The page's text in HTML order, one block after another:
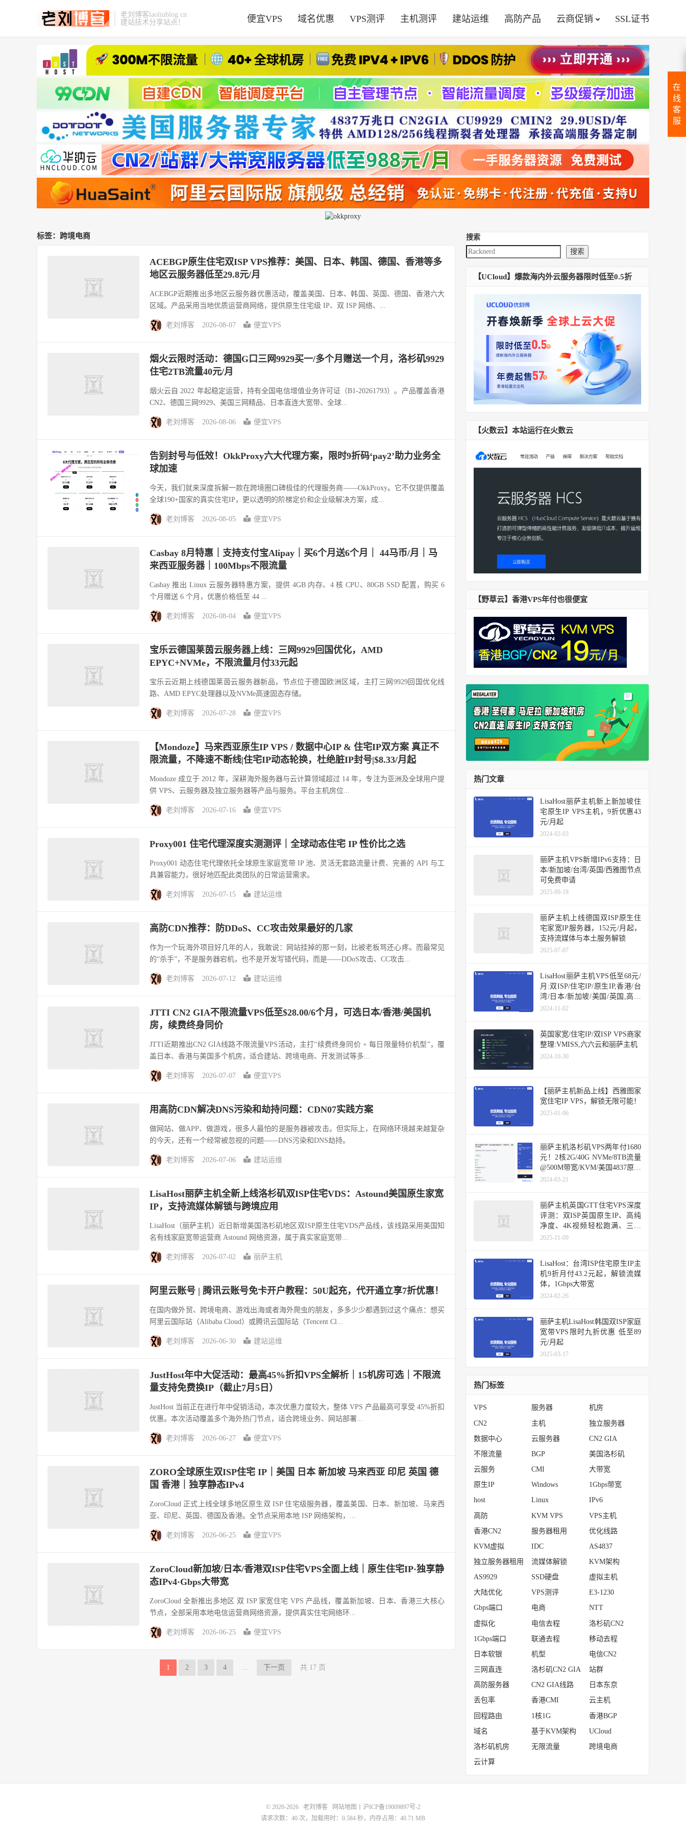
老刘博客laoliublog.cn
建站技术分享站点！
便宜VPS 域名优惠 VPS测评 主机测评 建站运维 高防产品 云商促销 SSL证书
标签：跨境电商
ACEBGP原生住宅双ISP VPS推荐：美国、日本、韩国、德国、香港等多
地区云服务器低至29.8元/月
ACEBGP近期推出多地区云服务器优惠活动，覆盖美国、日本、韩国、英国、德国、香港六大
区域。产品采用当地优质运营商网络，提供原生住宅级 IP、双 ISP 网络、...
老刘博客 2026-08-07 便宜VPS
烟火云限时活动：德国G口三网9929买一/多个月赠送一个月，洛杉矶9929
住宅2TB流量40元/月
烟火云自 2022 年起稳定运营，持有全国电信增值业务许可证（B1-20261793）。产品覆盖香港
CN2、德国三网9929、美国三网精品、日本直连大宽带、全球...
老刘博客 2026-08-06 便宜VPS
告别封号与低效！OkkProxy六大代理方案，限时9折码‘pay2’助力业务全
球加速
今天，我们就来深度拆解一款在跨境圈口碑极佳的代理服务商——OkkProxy。它不仅提供覆盖
全球190+国家的真实住宅IP，更以透明的阶梯定价和企业级解决方案，成...
老刘博客 2026-08-05 便宜VPS
Casbay 8月特惠｜支持支付宝Alipay｜买6个月送6个月｜ 44马币/月｜马
来西亚服务器｜100Mbps不限流量
Casbay 推出 Linux 云服务器特惠方案，提供 4GB 内存、4 核 CPU、80GB SSD 配置，购买 6
个月赠送 6 个月，优惠价格低至 44 ...
老刘博客 2026-08-04 便宜VPS
宝乐云德国莱茵云服务器上线：三网9929回国优化，AMD
EPYC+NVMe，不限流量月付33元起
宝乐云近期上线德国莱茵云服务器新品，节点位于德国欧洲区域，主打三网9929回国优化线
路、AMD EPYC处理器以及NVMe高速固态存储。
老刘博客 2026-07-28 便宜VPS
【Mondoze】马来西亚原生IP VPS / 数据中心IP & 住宅IP双方案 真正不
限流量，不降速不断线|住宅IP动态轮换，杜绝脏IP封号|$8.33/月起
Mondoze 成立于 2012 年，深耕海外服务器与云计算领域超过 14 年，专注为亚洲及全球用户提
供 VPS、云服务器及独立服务器等产品与服务。平台主机房位...
老刘博客 2026-07-16 便宜VPS
Proxy001 住宅代理深度实测测评｜全球动态住宅 IP 性价比之选
Proxy001 动态住宅代理依托全球原生家庭宽带 IP 池、灵活无套路流量计费、完善的 API 与工
具兼容能力，很好地匹配此类团队的日常运营需求。
老刘博客 2026-07-15 建站运维
高防CDN推荐：防DDoS、CC攻击效果最好的几家
作为一个玩海外项目好几年的人，我敢说：网站挂掉的那一刻，比被老板骂还心疼。而最常见
的“杀手”，不是服务器宕机，也不是开发写错代码，而是——DDoS攻击、CC攻击...
老刘博客 2026-07-12 建站运维
JTTI CN2 GIA不限流量VPS低至$28.00/6个月，可选日本/香港/美国机
房，续费终身同价
JTTI近期推出CN2 GIA线路不限流量VPS活动，主打“续费终身同价 + 每日限量特价机型”，覆
盖日本、香港与美国多个机房，适合建站、跨境电商、开发测试等多...
老刘博客 2026-07-07 便宜VPS
用高防CDN解决DNS污染和劫持问题：CDN07实践方案
做网站、做APP、做游戏，很多人最怕的是服务器被攻击。但实际上，在网络环境越来越复杂
的今天，还有一个经常被忽视的问题——DNS污染和DNS劫持。
老刘博客 2026-07-06 建站运维
LisaHost丽萨主机全新上线洛杉矶双ISP住宅VDS：Astound美国原生家宽
IP，支持流媒体解锁与跨境应用
LisaHost（丽萨主机）近日新增美国洛杉矶地区双ISP原生住宅VDS产品线，该线路采用美国知
名有线家庭宽带运营商 Astound 网络资源，属于真实家庭宽带...
老刘博客 2026-07-02 丽萨主机
阿里云账号 | 腾讯云账号免卡开户教程：50U起充，代开通立享7折优惠！
在国内做外贸、跨境电商、游戏出海或者海外爬虫的朋友，多多少少都遇到过这个痛点：想买
阿里云国际站（Alibaba Cloud）或腾讯云国际站（Tencent Cl...
老刘博客 2026-06-30 建站运维
JustHost年中大促活动：最高45%折扣VPS全解析｜15机房可选｜不限流
量支持免费换IP（截止7月5日）
JustHost 当前正在进行年中促销活动，本次优惠力度较大，整体 VPS 产品最高可享受 45%折扣
优惠。本次活动覆盖多个海外热门节点，适合跨境业务、网站部署...
老刘博客 2026-06-27 便宜VPS
ZORO全球原生双ISP住宅 IP｜美国 日本 新加坡 马来西亚 印尼 英国 德
国 香港｜独享静态IPv4
ZoroCloud 正式上线全球多地区原生双 ISP 住宅级服务器，覆盖美国、日本、新加坡、马来西
亚、印尼、英国、德国及香港。全节点采用本地 ISP 网络架构，...
老刘博客 2026-06-25 便宜VPS
ZoroCloud新加坡/日本/香港双ISP住宅VPS全面上线｜原生住宅IP·独享静
态IPv4·Gbps大带宽
ZoroCloud 全新推出多地区 双 ISP 家宽住宅 VPS 产品线，覆盖新加坡、日本、香港三大核心
节点，全部采用本地电信运营商网络资源，提供真实住宅网络环...
老刘博客 2026-06-25 便宜VPS
1 2 3 4 下一页 共 17 页
搜索
搜索
【UCloud】爆款海内外云服务器限时低至0.5折
【火数云】本站运行在火数云
【野草云】香港VPS年付也很便宜
热门文章
LisaHost丽萨主机新上新加坡住
宅原生IP VPS主机，9折优惠43
元/月起
2024-02-03
丽萨主机VPS新增IPv6支持：日
本/新加坡/台湾/英国/西雅图节点
可免费申请
2025-09-18
丽萨主机上线德国双ISP原生住
宅家宽IP服务器，152元/月起，
支持流媒体与本土服务解锁
2025-07-07
LisaHost丽萨主机VPS低至68元/
月:双ISP/住宅IP/原生IP,香港/台
湾/日本/新加坡/美国/英国,高速
线路CN2/CUII/CMI/AS4837
2024-11-02
英国家宽/住宅IP/双ISP VPS商家
整理:VMISS,六六云和丽萨主机
2024-10-30
【丽萨主机新品上线】西雅图家
宽住宅IP VPS，解锁无限可能！
2025-01-06
丽萨主机洛杉矶VPS两年付1680
元！2核2G/40G NVMe/8TB流量
@500M带宽/KVM/美国4837原生
IP，48h内可退款
2024-03-21
丽萨主机英国GTT住宅VPS深度
评测：双ISP英国原生IP、高纯
净度、4K视频轻松跑满、三网
基本直连
2025-11-09
LisaHost：台湾ISP住宅原生IP主
机9折月付43.2元起，解锁流媒
体，1Gbps大带宽
2024-02-26
丽萨主机LisaHost韩国双ISP家庭
宽带VPS限时九折优惠 低至89
元/月起
2025-03-17
热门标签
VPS 服务器 机房
CN2 主机 独立服务器
数据中心 云服务器 CN2 GIA
不限流量 BGP 美国洛杉矶
云服务 CMI 大带宽
原生IP Windows 1Gbps带宽
host Linux IPv6
高防 KVM VPS VPS主机
香港CN2 服务器租用 优化线路
KVM虚拟 IDC AS4837
独立服务器租用 流媒体解锁 KVM架构
AS9929 SSD硬盘 虚拟主机
大陆优化 VPS测评 E3-1230
Gbps端口 电商 NTT
虚拟化 电信去程 洛杉矶CN2
1Gbps端口 联通去程 移动去程
日本软银 机型 电信CN2
三网直连 洛杉矶CN2 GIA 站群
高防服务器 CN2 GIA线路 日本东京
丢包率 香港CMI 云主机
回程路由 1核1G 香港BGP
域名 基于KVM架构 UCloud
洛杉矶机房 无限流量 跨境电商
云计算
在
线
客
服
© 2020-2026 老刘博客 网站地图
沪ICP备19009897号-2
请求次数：40 次，加载用时：0.584 秒，内存占用：40.71 MB